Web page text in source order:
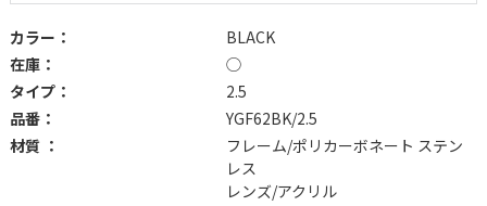
カラー：
BLACK
在庫：
◯
タイプ：
2.5
品番：
YGF62BK/2.5
材質 ：
フレーム/ポリカーボネート ステン
レス
レンズ/アクリル